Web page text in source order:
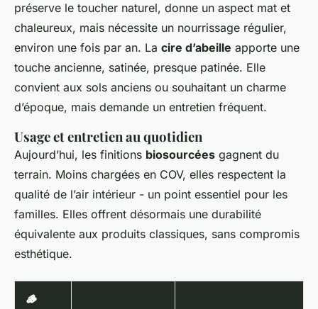
préserve le toucher naturel, donne un aspect mat et
chaleureux, mais nécessite un nourrissage régulier,
environ une fois par an. La cire d’abeille apporte une
touche ancienne, satinée, presque patinée. Elle
convient aux sols anciens ou souhaitant un charme
d’époque, mais demande un entretien fréquent.
Usage et entretien au quotidien
Aujourd’hui, les finitions biosourcées gagnent du
terrain. Moins chargées en COV, elles respectent la
qualité de l’air intérieur - un point essentiel pour les
familles. Elles offrent désormais une durabilité
équivalente aux produits classiques, sans compromis
esthétique.
🪵